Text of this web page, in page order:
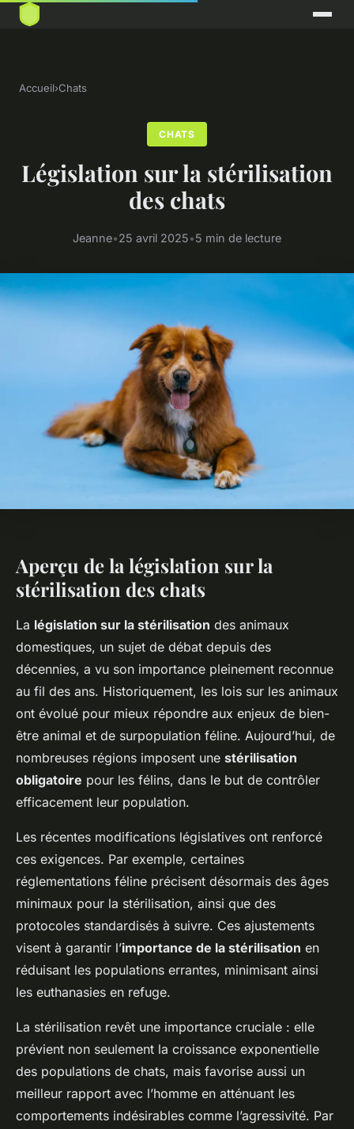
Accueil›Chats
CHATS
Législation sur la stérilisation
des chats
Jeanne•25 avril 2025•5 min de lecture
Aperçu de la législation sur la
stérilisation des chats
La législation sur la stérilisation des animaux
domestiques, un sujet de débat depuis des
décennies, a vu son importance pleinement reconnue
au fil des ans. Historiquement, les lois sur les animaux
ont évolué pour mieux répondre aux enjeux de bien-
être animal et de surpopulation féline. Aujourd’hui, de
nombreuses régions imposent une stérilisation
obligatoire pour les félins, dans le but de contrôler
efficacement leur population.
Les récentes modifications législatives ont renforcé
ces exigences. Par exemple, certaines
réglementations féline précisent désormais des âges
minimaux pour la stérilisation, ainsi que des
protocoles standardisés à suivre. Ces ajustements
visent à garantir l’importance de la stérilisation en
réduisant les populations errantes, minimisant ainsi
les euthanasies en refuge.
La stérilisation revêt une importance cruciale : elle
prévient non seulement la croissance exponentielle
des populations de chats, mais favorise aussi un
meilleur rapport avec l’homme en atténuant les
comportements indésirables comme l’agressivité. Par